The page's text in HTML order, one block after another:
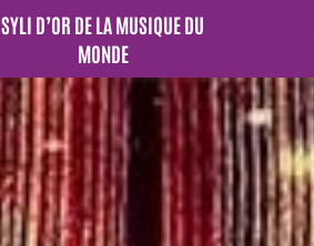
SYLI D’OR DE LA MUSIQUE DU
MONDE